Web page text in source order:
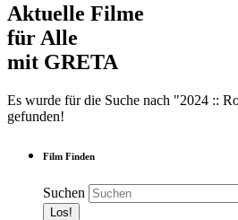
Aktuelle Filme
für Alle
mit GRETA
Es wurde für die Suche nach "2024 ::
gefunden!
Film Finden
Suchen